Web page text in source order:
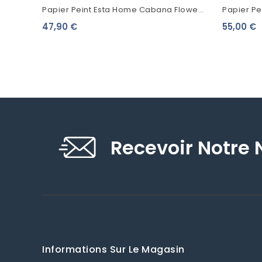
Papier Peint Esta Home Cabana Flower
Bleu 148615
47,90 €
Papier
Banana
55,00 €
Recevoir Notre
Informations Sur Le Magasin